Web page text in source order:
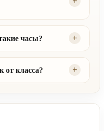
часы?
от класса?